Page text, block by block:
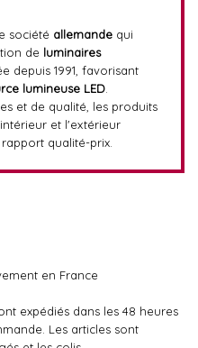
société allemandequi
de luminaires
depuis 1991, favorisant
lumineuse LED.
et de qualité, les produits
et l'extérieur
qualité-prix.
en France
expédiés dans les 48 heures
Les articles sont